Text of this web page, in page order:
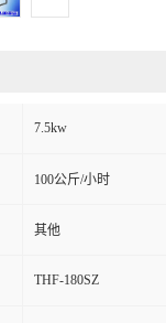
7.5kw
100公斤/小时
其他
THF-180SZ